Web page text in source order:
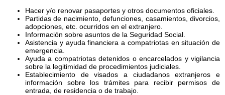
Hacer y/o renovar pasaportes y otros documentos oficiales.
Partidas de nacimiento, defunciones, casamientos, divorcios,
adopciones, etc. ocurridos en el extranjero.
Información sobre asuntos de la Seguridad Social.
Asistencia y ayuda financiera a compatriotas en situación de
emergencia.
Ayuda a compatriotas detenidos o encarcelados y vigilancia
sobre la legitimidad de procedimientos judiciales.
Establecimiento de visados a ciudadanos extranjeros e
información sobre los trámites para recibir permisos de
entrada, de residencia o de trabajo.